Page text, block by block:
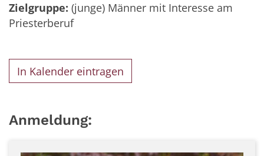
Zielgruppe: (junge) Männer mit Interesse am
Priesterberuf
In Kalender eintragen
Anmeldung: